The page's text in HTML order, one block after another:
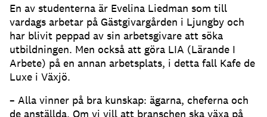
En av studenterna är Evelina Liedman som till
vardags arbetar på Gästgivargården i Ljungby och
har blivit peppad av sin arbetsgivare att söka
utbildningen. Men också att göra LIA (Lärande I
Arbete) på en annan arbetsplats, i detta fall Kafe de
Luxe i Växjö.
– Alla vinner på bra kunskap: ägarna, cheferna och
de anställda. Om vi vill att branschen ska växa på